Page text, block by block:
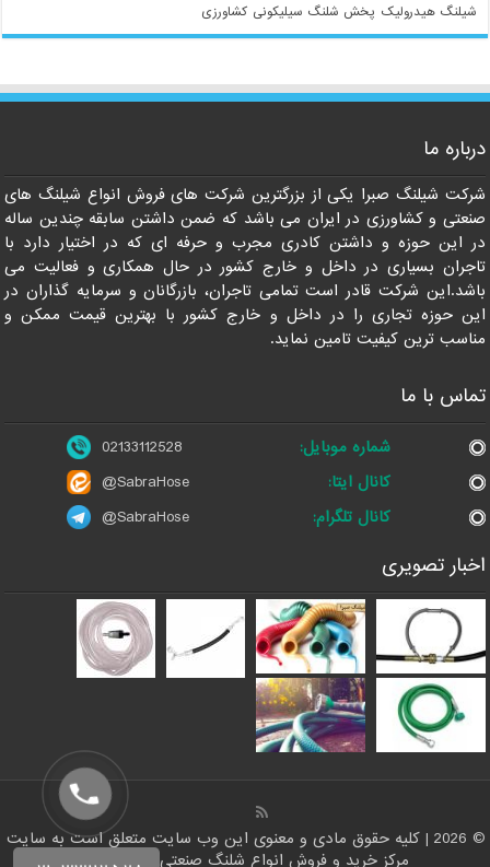
شیلنگ هیدرولیک پخش شلنگ سیلیکونی کشاورزی
درباره ما
شرکت شیلنگ صبرا یکی از بزرگترین شرکت های فروش انواع شیلنگ های
صنعتی و کشاورزی در ایران می باشد که ضمن داشتن سابقه چندین ساله
در این حوزه و داشتن کادری مجرب و حرفه ای که در اختیار دارد با
تاجران بسیاری در داخل و خارج کشور در حال همکاری و فعالیت می
باشد.این شرکت قادر است تمامی تاجران، بازرگانان و سرمایه گذاران در
این حوزه تجاری را در داخل و خارج کشور با بهترین قیمت ممکن و
مناسب ترین کیفیت تامین نماید.
تماس با ما
شماره موبایل:
02133112528
کانال ایتا:
@SabraHose
کانال تلگرام:
@SabraHose
اخبار تصویری
© 2026 | کلیه حقوق مادی و معنوی این وب سایت متعلق است به سایت
مرکز خرید و فروش انواع شلنگ صنعتی | شلنگ من